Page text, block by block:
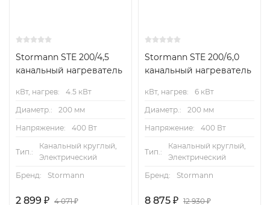
Stormann STE 200/4,5
канальный нагреватель
кВт, нагрев:
4.5 кВт
Диаметр.:
200 мм
Напряжение:
400 Вт
Тип.:
Канальный круглый,
Электрический
Бренд:
Stormann
2 899 ₽ 4 071₽
Stormann STE 200/6,0
канальный нагреватель
кВт, нагрев:
6 кВт
Диаметр.:
200 мм
Напряжение:
400 Вт
Тип.:
Канальный круглый,
Электрический
Бренд:
Stormann
8 875 ₽ 12 930₽